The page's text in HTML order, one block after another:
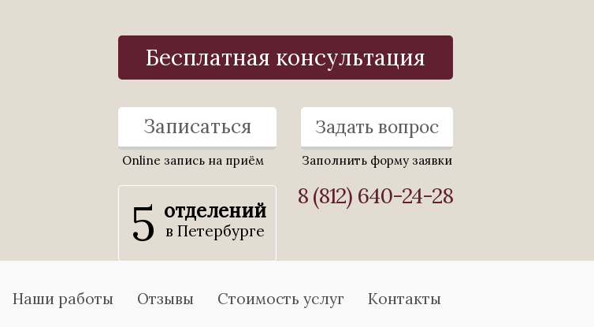
Бесплатная консультация
Записаться
Online запись на приём
Задать вопрос
Заполнить форму заявки
5 отделений
в Петербурге
8 (812) 640-24-28
Наши работы Отзывы Стоимость услуг Контакты